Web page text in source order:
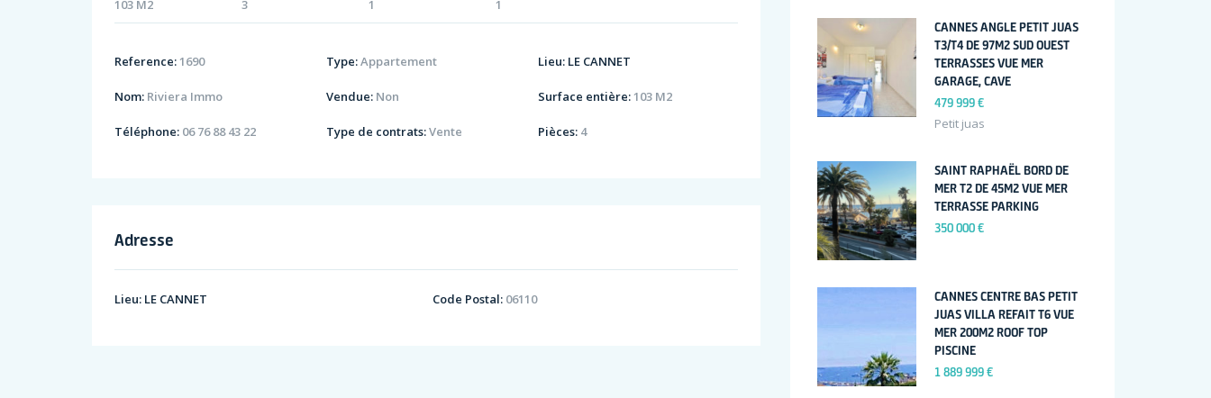
103 M2
3
1
1
Reference: 1690
Nom: Riviera Immo
Téléphone: 06 76 88 43 22
Type:Appartement
Vendue: Non
Type de contrats:Vente
Lieu: LE CANNET
Surface entière: 103 M2
Pièces: 4
Adresse
Lieu: LE CANNET Code Postal:06110
CANNES ANGLE PETIT JUAS
T3/T4 DE 97M2 SUD OUEST
TERRASSES VUE MER
GARAGE, CAVE
479 999 €
Petit juas
SAINT RAPHAËL BORD DE
MER T2 DE 45M2 VUE MER
TERRASSE PARKING
350 000 €
CANNES CENTRE BAS PETIT
JUAS VILLA REFAIT T6 VUE
MER 200M2 ROOF TOP
PISCINE
1 889 999 €